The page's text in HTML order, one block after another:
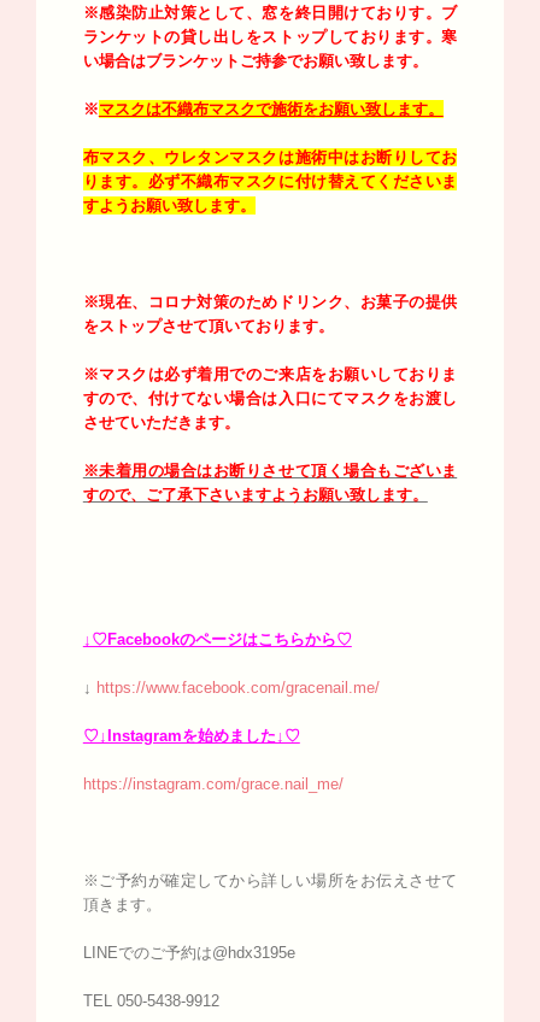
※感染防止対策として、窓を終日開けておりす。 ブ
ランケットの貸し出しをストップしております。寒
い場合はブランケットご持参でお願い致します。
※マスクは不織布マスクで施術をお願い致します。
布マスク、ウレタンマスクは施術中はお断りしてお
ります。必ず不織布マスクに付け替えてくださいま
すようお願い致します。
※現在、コロナ対策のためドリンク、お菓子の提供
をストップさせて頂いております。
※マスクは必ず着用でのご来店をお願いしておりま
すので、付けてない場合は入口にてマスクをお渡し
させていただきます。
※未着用の場合はお断りさせて頂く場合もございま
すので、ご了承下さいますようお願い致します。
↓♡Facebookのページはこちらから♡
↓ https://www.facebook.com/gracenail.me/
♡↓Instagramを始めました↓♡
https://instagram.com/grace.nail_me/
※ご予約が確定してから詳しい場所をお伝えさせて
頂きます。
LINEでのご予約は@hdx3195e
TEL 050-5438-9912